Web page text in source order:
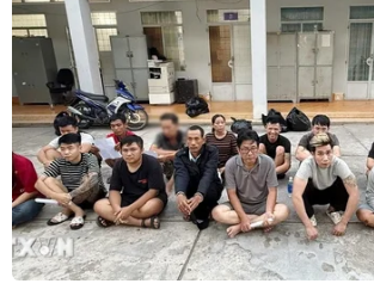
Tổng thống Trump bác tin Mỹ thiếu
hụt vũ khí vì chiến dịch Trung Đông
06/08/2026 09:40
Mỹ điều tra sự cố hàng không liên
quan đến trực thăng chở Tổng thống
Trump